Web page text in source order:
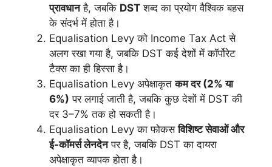
प्रावधानहै, जबकि DST शब्द का प्रयोग वैश्विक बहस
के संदर्भ में होता है।
Equalisation Levy को Income Tax Act से
अलग रखा गया है, जबकि DST कई देशों में कॉर्पोरेट
टैक्स का ही हिस्सा है।
Equalisation Levy अपेक्षाकृतकम दर (2% या
6%) पर लगाई जाती है, जबकि कुछ देशों में DST की
दर 3–7% तक हो सकती है।
Equalisation Levy का फोकसविशिष्ट सेवाओं और
ई-कॉमर्स लेनदेनपर है, जबकि DST का दायरा
अपेक्षाकृत व्यापक होता है।